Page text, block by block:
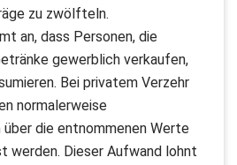
zu zwölfteln.
an, dass Personen, die
gewerblich verkaufen,
Bei privatem Verzehr
normalerweise
über die entnommenen Werte
werden. Dieser Aufwand lohnt